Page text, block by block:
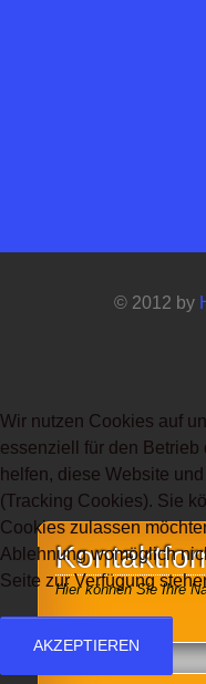
© 2012 by
Hier können Sie Ihre
Wir nutzen Cookies auf
essenziell für den
helfen, diese Website
(Tracking Cookies). Sie
Cookies zulassen
Ablehnung womöglich
Seite zur Verfügung
AKZEPTIEREN